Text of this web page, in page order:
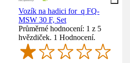
Vozík na hadici for_q FQ-
MSW 30 F, Set
Průměrné hodnocení: 1 z 5
hvězdiček. 1 Hodnocení.